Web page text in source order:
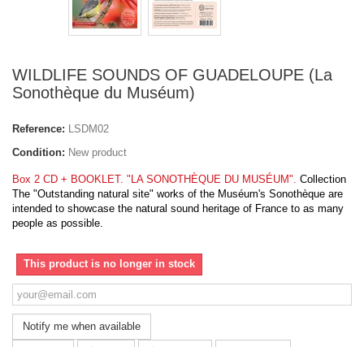
WILDLIFE SOUNDS OF GUADELOUPE (La
Sonothèque du Muséum)
Reference: LSDM02
Condition: New product
Box 2 CD + BOOKLET. "LA SONOTHÈQUE DU MUSÉUM". Collection
The "Outstanding natural site" works of the Muséum's Sonothèque are
intended to showcase the natural sound heritage of France to as many
people as possible.
This product is no longer in stock
Notify me when available